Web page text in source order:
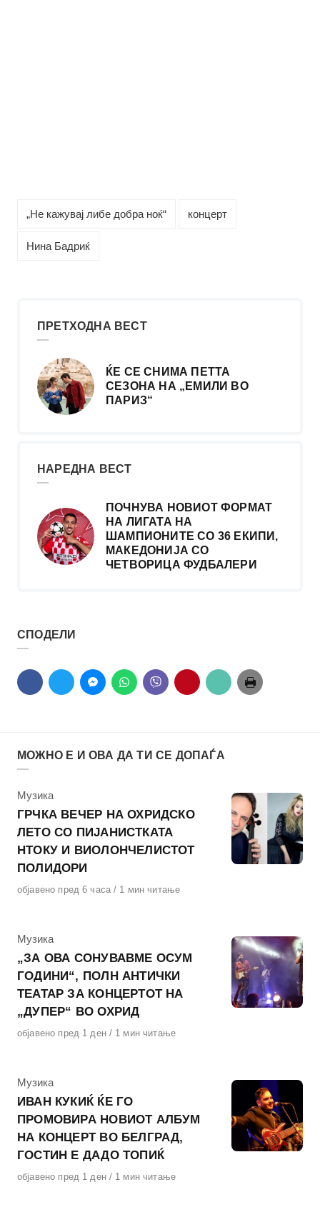
„Не кажувај либе добра ноќ“ концерт
Нина Бадриќ
ПРЕТХОДНА ВЕСТ
ЌЕ СЕ СНИМА ПЕТТА
СЕЗОНА НА „ЕМИЛИ ВО
ПАРИЗ“
НАРЕДНА ВЕСТ
ПОЧНУВА НОВИОТ ФОРМАТ
НА ЛИГАТА НА
ШАМПИОНИТЕ СО 36 ЕКИПИ,
МАКЕДОНИЈА СО
ЧЕТВОРИЦА ФУДБАЛЕРИ
СПОДЕЛИ
МОЖНО Е И ОВА ДА ТИ СЕ ДОПАЃА
КАтегорија
Музика
ГРЧКА ВЕЧЕР НА ОХРИДСКО
ЛЕТО СО ПИЈАНИСТКАТА
НТОКУ И ВИОЛОНЧЕЛИСТОТ
ПОЛИДОРИ
Објавено
објавено пред 6 часа 1 мин читање
КАтегорија
Музика
„ЗА ОВА СОНУВАВМЕ ОСУМ
ГОДИНИ“, ПОЛН АНТИЧКИ
ТЕАТАР ЗА КОНЦЕРТОТ НА
„ДУПЕР“ ВО ОХРИД
Објавено
објавено пред 1 ден 1 мин читање
КАтегорија
Музика
ИВАН КУКИЌ ЌЕ ГО
ПРОМОВИРА НОВИОТ АЛБУМ
НА КОНЦЕРТ ВО БЕЛГРАД,
ГОСТИН Е ДАДО ТОПИЌ
Објавено
објавено пред 1 ден 1 мин читање